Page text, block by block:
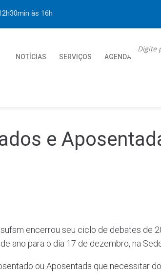
às 16h
NOTÍCIAS SERVIÇOS AGENDA
e
encerrou seu ciclo de debates de
ano para o dia 17 de dezembro, na
ou Aposentada que necessitar do